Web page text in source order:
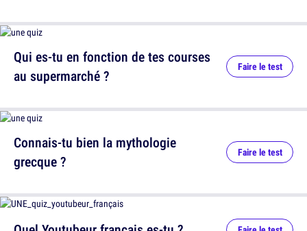
Qui es-tu en fonction de tes courses
au supermarché ?
Faire le test
Connais-tu bien la mythologie
grecque ?
Faire le test